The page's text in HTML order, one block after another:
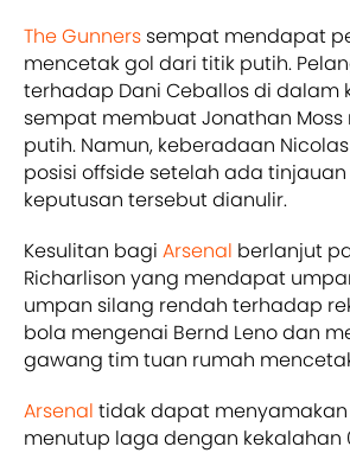
The Gunners sempat mendapat
mencetak gol dari titik putih.
terhadap Dani Ceballos di dalam
sempat membuat Jonathan Moss
putih. Namun, keberadaan
posisi offside setelah ada
keputusan tersebut dianulir.
Kesulitan bagi Arsenal berlanjut
Richarlison yang mendapat
umpan silang rendah terhadap
bola mengenai Bernd Leno dan
gawang tim tuan rumah
Arsenal tidak dapat
menutup laga dengan kekalahan